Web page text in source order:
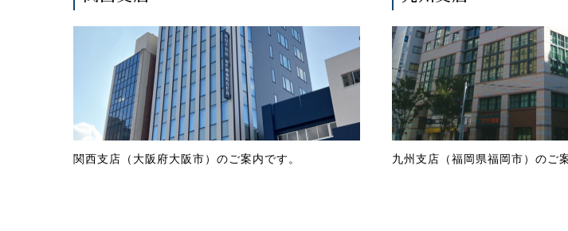
関西支店（大阪府大阪市）のご案内です。 九州支店（福岡県福岡市）のご